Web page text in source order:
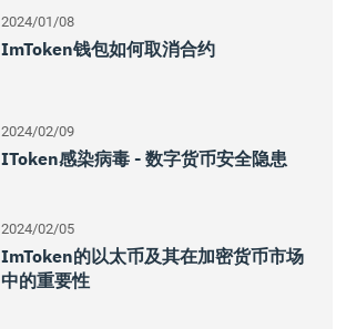
2024/01/08
ImToken钱包如何取消合约
2024/02/09
IToken感染病毒 - 数字货币安全隐患
2024/02/05
ImToken的以太币及其在加密货币市场
中的重要性